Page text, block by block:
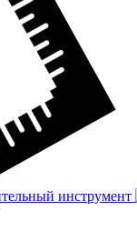
инструмент